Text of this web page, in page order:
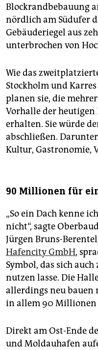
Blockrandbebauung
nördlich am Südufer
Gebäuderiegel aus
unterbrochen von
Wie das
Stockholm und
planen sie, die
Vorhalle der
erhalten. Sie würde
abschließen.
Kultur, Gastronomie,
90 Millionen für
„So ein Dach kenne
nicht“, sagte
Jürgen Bruns-
Hafencity GmbH,
Symbol, das sich
nutzen lasse. Die
allerdings neu bauen
in allem 90 Millionen
Direkt am Ost-Ende
und Moldauhafen